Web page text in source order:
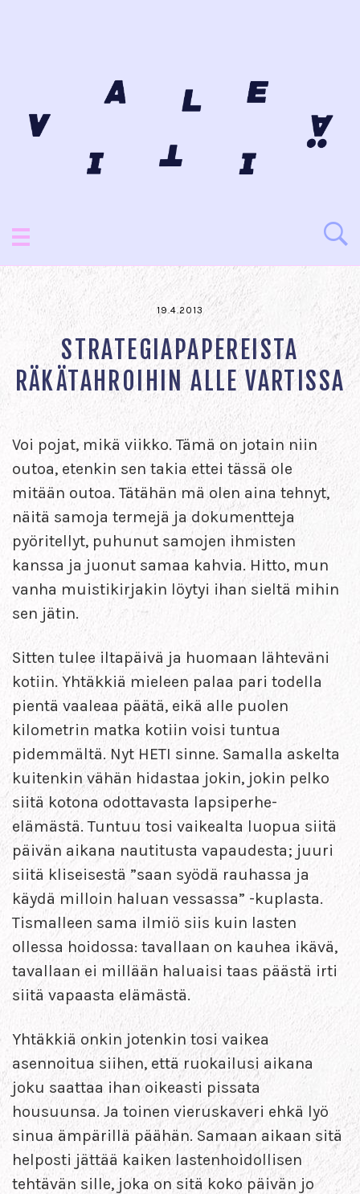
19.4.2013
STRATEGIAPAPEREISTA
RÄKÄTAHROIHIN ALLE VARTISSA
Voi pojat, mikä viikko. Tämä on jotain niin
outoa, etenkin sen takia ettei tässä ole
mitään outoa. Tätähän mä olen aina tehnyt,
näitä samoja termejä ja dokumentteja
pyöritellyt, puhunut samojen ihmisten
kanssa ja juonut samaa kahvia. Hitto, mun
vanha muistikirjakin löytyi ihan sieltä mihin
sen jätin.
Sitten tulee iltapäivä ja huomaan lähteväni
kotiin. Yhtäkkiä mieleen palaa pari todella
pientä vaaleaa päätä, eikä alle puolen
kilometrin matka kotiin voisi tuntua
pidemmältä. Nyt HETI sinne. Samalla askelta
kuitenkin vähän hidastaa jokin, jokin pelko
siitä kotona odottavasta lapsiperhe-
elämästä. Tuntuu tosi vaikealta luopua siitä
päivän aikana nautitusta vapaudesta; juuri
siitä kliseisestä ”saan syödä rauhassa ja
käydä milloin haluan vessassa” -kuplasta.
Tismalleen sama ilmiö siis kuin lasten
ollessa hoidossa: tavallaan on kauhea ikävä,
tavallaan ei millään haluaisi taas päästä irti
siitä vapaasta elämästä.
Yhtäkkiä onkin jotenkin tosi vaikea
asennoitua siihen, että ruokailusi aikana
joku saattaa ihan oikeasti pissata
housuunsa. Ja toinen vieruskaveri ehkä lyö
sinua ämpärillä päähän. Samaan aikaan sitä
helposti jättää kaiken lastenhoidollisen
tehtävän sille, joka on sitä koko päivän jo